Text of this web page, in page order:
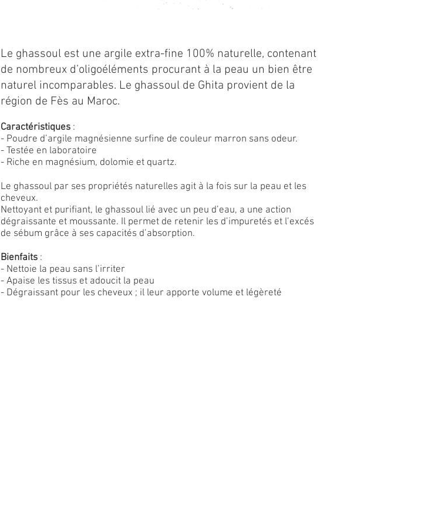
Le ghassoul est une argile extra-fine 100% naturelle, contenant
de nombreux d’oligoéléments procurant à la peau un bien être
naturel incomparables. Le ghassoul de Ghita provient de la
région de Fès au Maroc.
Caractéristiques :
- Poudre d’argile magnésienne surfine de couleur marron sans odeur.
- Testée en laboratoire
- Riche en magnésium, dolomie et quartz.
Le ghassoul par ses propriétés naturelles agit à la fois sur la peau et les
cheveux.
Nettoyant et purifiant, le ghassoul lié avec un peu d’eau, a une action
dégraissante et moussante. Il permet de retenir les d’impuretés et l’excés
de sébum grâce à ses capacités d’absorption.
Bienfaits :
- Nettoie la peau sans l’irriter
- Apaise les tissus et adoucit la peau
- Dégraissant pour les cheveux ; il leur apporte volume et légèreté